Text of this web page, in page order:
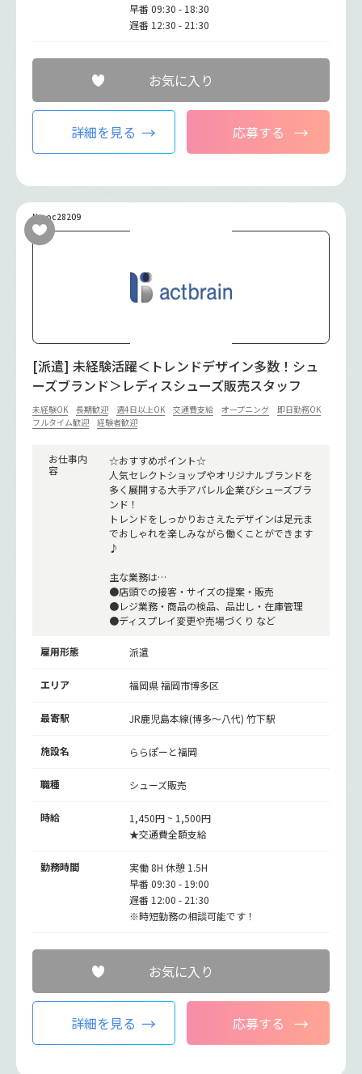
早番 09:30 - 18:30
遅番 12:30 - 21:30
お気に入り
詳細を見る 応募する
No.oc28209
[派遣] 未経験活躍＜トレンドデザイン多数！シュ
ーズブランド＞レディスシューズ販売スタッフ
未経験OK 長期歓迎 週4日以上OK 交通費支給 オープニング
即日勤務OK
フルタイム歓迎
経験者歓迎
お仕事内
容
☆おすすめポイント☆
人気セレクトショップやオリジナルブランドを
多く展開する大手アパレル企業びシューズブラ
ンド！
トレンドをしっかりおさえたデザインは足元ま
でおしゃれを楽しみながら働くことができます
♪
主な業務は…
●店頭での接客・サイズの提案・販売
●レジ業務・商品の検品、品出し・在庫管理
●ディスプレイ変更や売場づくり など
雇用形態 派遣
エリア 福岡県 福岡市博多区
最寄駅 JR鹿児島本線(博多～八代)竹下駅
施設名 ららぽーと福岡
職種 シューズ販売
時給
1,450円 ~ 1,500円
★交通費全額支給
勤務時間
実働 8H 休憩 1.5H
早番 09:30 - 19:00
遅番 12:00 - 21:30
※時短勤務の相談可能です！
お気に入り
詳細を見る 応募する